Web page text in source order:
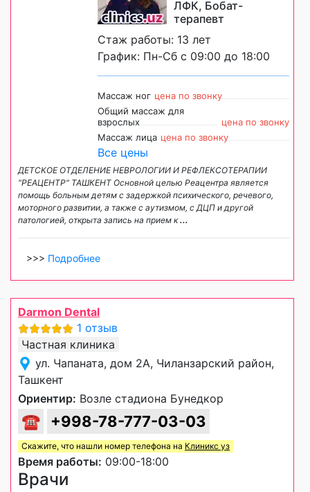
ЛФК, Бобат-
терапевт
Стаж работы: 13 лет
График: Пн-Сб с 09:00 до 18:00
Массаж ног цена по звонку
Общий массаж для
взрослых
цена по звонку
Массаж лица цена по звонку
Все цены
ДЕТСКОЕ ОТДЕЛЕНИЕ НЕВРОЛОГИИ И РЕФЛЕКСОТЕРАПИИ
"РЕАЦЕНТР" ТАШКЕНТ Основной целью Реацентра является
помощь больным детям с задержкой психического, речевого,
моторного развитии, а также с аутизмом, с ДЦП и другой
патологией, открыта запись на прием к...
>>> Подробнее
Darmon Dental
1 отзыв
Частная клиника
ул. Чапаната, дом 2А, Чиланзарский район,
Ташкент
Ориентир: Возле стадиона Бунедкор
☎ +998-78-777-03-03
Скажите, что нашли номер телефона на Клиникс уз
Время работы: 09:00-18:00
Врачи